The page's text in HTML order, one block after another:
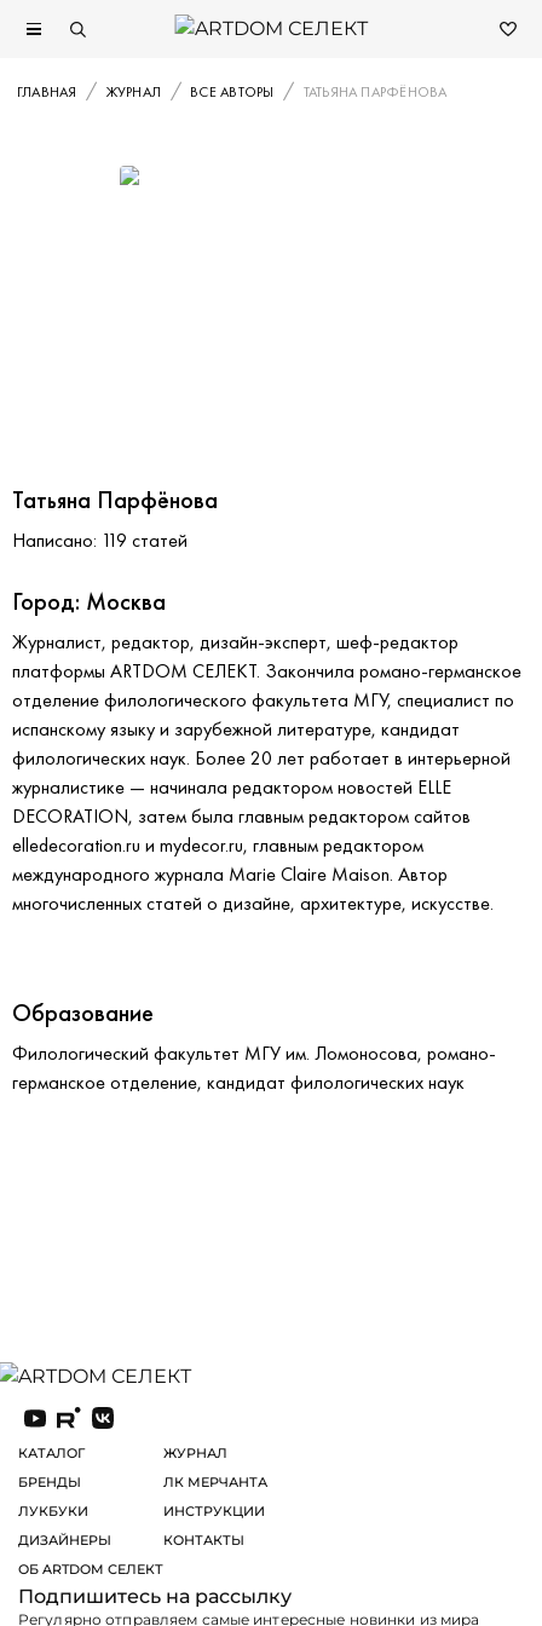
ГЛАВНАЯ ЖУРНАЛ ВСЕ АВТОРЫ ТАТЬЯНА ПАРФЁНОВА
Татьяна Парфёнова
Написано: 119 статей
Город: Москва
Журналист, редактор, дизайн-эксперт, шеф-редактор
платформы ARTDOM СЕЛЕКТ. Закончила романо-германское
отделение филологического факультета МГУ, специалист по
испанскому языку и зарубежной литературе, кандидат
филологических наук. Более 20 лет работает в интерьерной
журналистике — начинала редактором новостей ELLE
DECORATION, затем была главным редактором сайтов
elledecoration.ru и mydecor.ru, главным редактором
международного журнала Marie Claire Maison. Автор
многочисленных статей о дизайне, архитектуре, искусстве.
Образование
Филологический факультет МГУ им. Ломоносова, романо-
германское отделение, кандидат филологических наук
КАТАЛОГ
БРЕНДЫ
ЛУКБУКИ
ДИЗАЙНЕРЫ
ОБ ARTDOM СЕЛЕКТ
ЖУРНАЛ
ЛК МЕРЧАНТА
ИНСТРУКЦИИ
КОНТАКТЫ
Подпишитесь на рассылку
Регулярно отправляем самые интересные новинки из мира